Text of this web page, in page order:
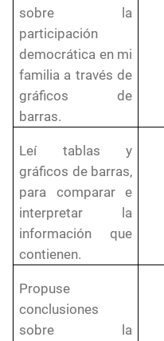
sobre la
participación
democrática en mi
familia a través de
gráficos de
barras.
Leí tablas y
gráficos de barras,
para comparar e
interpretar la
información que
contienen.
Propuse
conclusiones
sobre la